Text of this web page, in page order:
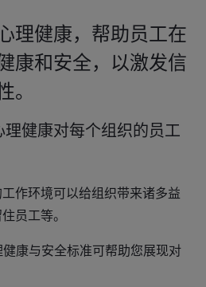
理健康，帮助员工在
康和安全，以激发信
健康对每个组织的员工
作环境可以给组织带来诸多益
员工等。
康与安全标准可帮助您展现对